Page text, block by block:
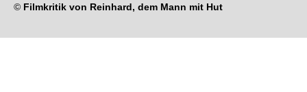
© Filmkritik von Reinhard, dem Mann mit Hut